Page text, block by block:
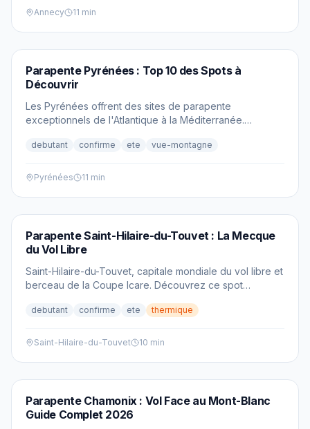
Annecy 11 min
PARAPENTE
Parapente Pyrénées : Top 10 des Spots à
Découvrir
Les Pyrénées offrent des sites de parapente
exceptionnels de l'Atlantique à la Méditerranée.
debutant confirme ete vue-montagne
Pyrénées 11 min
PARAPENTE
Parapente Saint-Hilaire-du-Touvet : La Mecque
du Vol Libre
Saint-Hilaire-du-Touvet, capitale mondiale du vol libre et
berceau de la Coupe Icare. Découvrez ce spot
debutant confirme ete thermique
Saint-Hilaire-du-Touvet 10 min
PARAPENTE
Parapente Chamonix : Vol Face au Mont-Blanc
Guide Complet 2026